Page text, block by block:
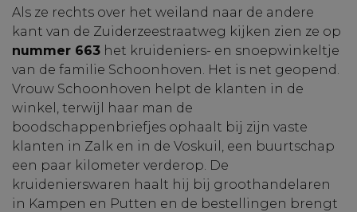
Als ze rechts over het weiland naar de andere
kant van de Zuiderzeestraatweg kijken zien ze op
nummer 663 het kruideniers- en snoepwinkeltje
van de familie Schoonhoven. Het is net geopend.
Vrouw Schoonhoven helpt de klanten in de
winkel, terwijl haar man de
boodschappenbriefjes ophaalt bij zijn vaste
klanten in Zalk en in de Voskuil, een buurtschap
een paar kilometer verderop. De
kruidenierswaren haalt hij bij groothandelaren
in Kampen en Putten en de bestellingen brengt